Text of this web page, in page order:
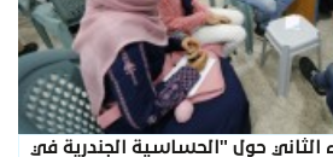
الثاني حول "الحساسية الجندرية في